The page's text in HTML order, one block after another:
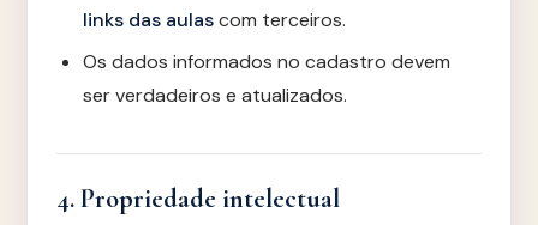
links das aulascom terceiros.
Os dados informados no cadastro devem
ser verdadeiros e atualizados.
4. Propriedade intelectual